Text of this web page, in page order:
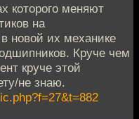
которого меняют
на
новой их механике
Круче чем
круче этой
не знаю.